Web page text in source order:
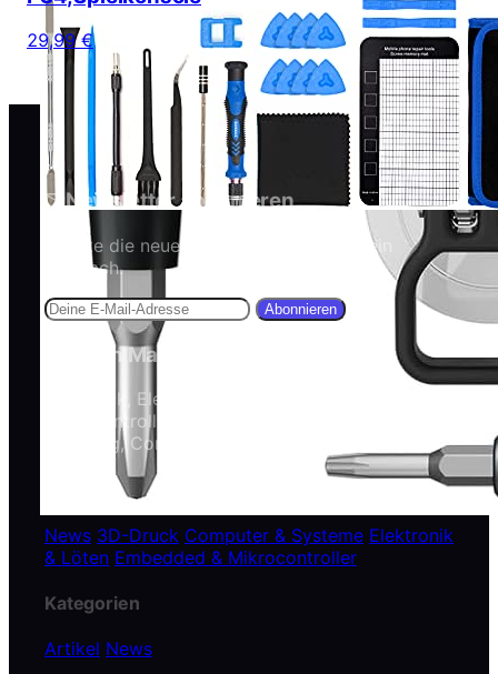
29,99 €
Newsletter abonnieren
Erhalte die neuesten Artikel direkt in dein
Postfach.
Abonnieren
Captain Malu
3D-Druck, Elektronik, Löttechnik,
Mikrocontroller, Linux, Linux-Verwaltung, Bash-
Skripting, Computer, MINT
News 3D-Druck Computer & Systeme Elektronik
& Löten Embedded & Mikrocontroller
Kategorien
Artikel News